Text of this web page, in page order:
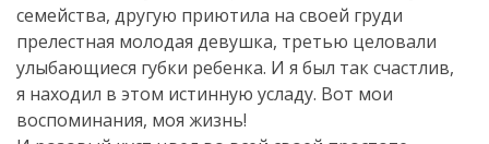
семейства, другую приютила на своей груди
прелестная молодая девушка, третью целовали
улыбающиеся губки ребенка. И я был так счастлив,
я находил в этом истинную усладу. Вот мои
воспоминания, моя жизнь!